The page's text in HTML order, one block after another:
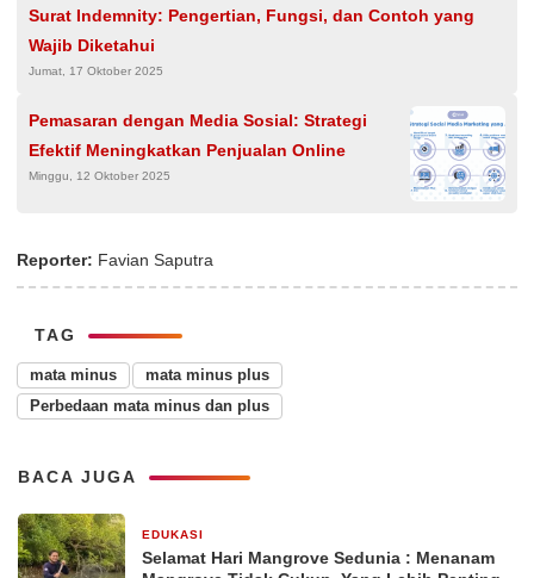
Surat Indemnity: Pengertian, Fungsi, dan Contoh yang
Wajib Diketahui
Jumat, 17 Oktober 2025
Pemasaran dengan Media Sosial: Strategi
Efektif Meningkatkan Penjualan Online
Minggu, 12 Oktober 2025
Reporter: Favian Saputra
TAG
mata minus
mata minus plus
Perbedaan mata minus dan plus
BACA JUGA
EDUKASI
Selamat Hari Mangrove Sedunia : Menanam